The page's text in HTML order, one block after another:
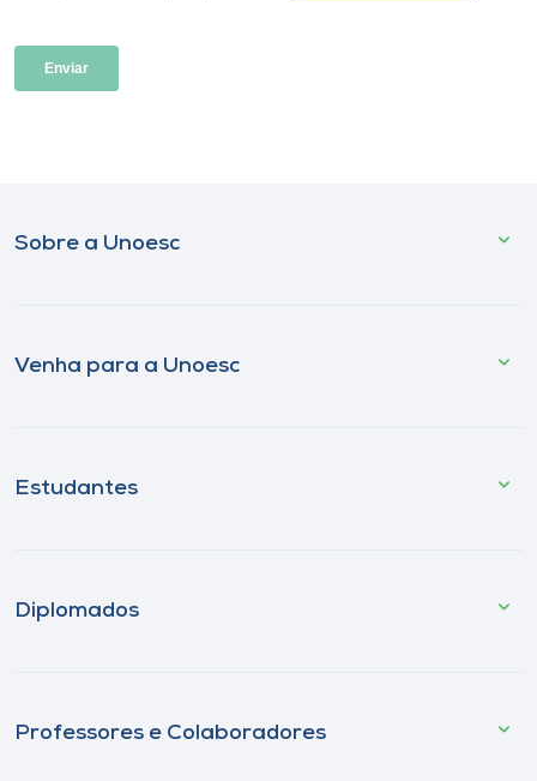
Sobre a Unoesc
Venha para a Unoesc
Estudantes
Diplomados
Professores e Colaboradores